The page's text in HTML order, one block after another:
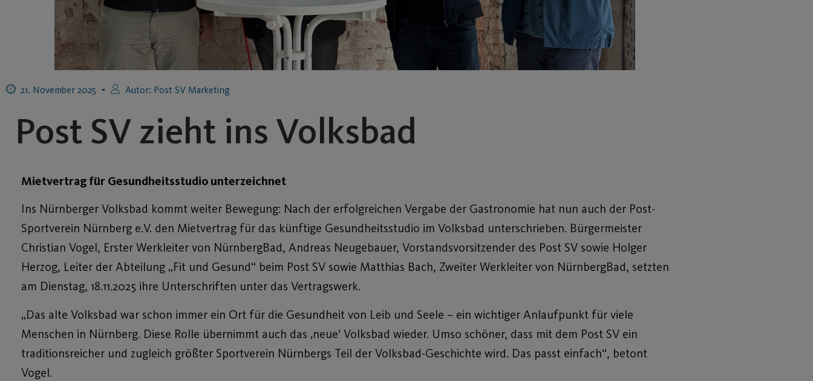
21. November 2025 Autor: Post SV Marketing
Post SV zieht ins Volksbad
Mietvertrag für Gesundheitsstudio unterzeichnet
Ins Nürnberger Volksbad kommt weiter Bewegung: Nach der erfolgreichen Vergabe der Gastronomie hat nun auch der Post-
Sportverein Nürnberg e.V. den Mietvertrag für das künftige Gesundheitsstudio im Volksbad unterschrieben. Bürgermeister
Christian Vogel, Erster Werkleiter von NürnbergBad, Andreas Neugebauer, Vorstandsvorsitzender des Post SV sowie Holger
Herzog, Leiter der Abteilung „Fit und Gesund“ beim Post SV sowie Matthias Bach, Zweiter Werkleiter von NürnbergBad, setzten
am Dienstag, 18.11.2025 ihre Unterschriften unter das Vertragswerk.
„Das alte Volksbad war schon immer ein Ort für die Gesundheit von Leib und Seele – ein wichtiger Anlaufpunkt für viele
Menschen in Nürnberg. Diese Rolle übernimmt auch das ‚neue‘ Volksbad wieder. Umso schöner, dass mit dem Post SV ein
traditionsreicher und zugleich größter Sportverein Nürnbergs Teil der Volksbad-Geschichte wird. Das passt einfach“, betont
Vogel.